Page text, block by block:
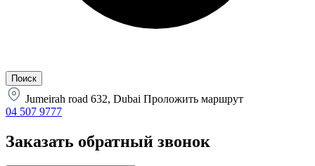
Jumeirah road 632, Dubai Проложить маршрут
04 507 9777
Заказать обратный звонок